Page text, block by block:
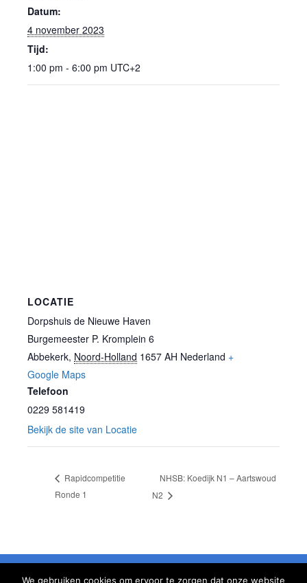
Datum:
4 november 2023
Tijd:
1:00 pm - 6:00 pm UTC+2
LOCATIE
Dorpshuis de Nieuwe Haven
Burgemeester P. Kromplein 6
Abbekerk, Noord-Holland 1657 AH Nederland +
Google Maps
Telefoon
0229 581419
Bekijk de site van Locatie
Rapidcompetitie
Ronde 1
NHSB: Koedijk N1 – Aartswoud
N2
We gebruiken cookies om ervoor te zorgen dat onze website